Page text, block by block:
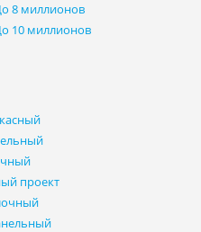
8 миллионов
10 миллионов
проект